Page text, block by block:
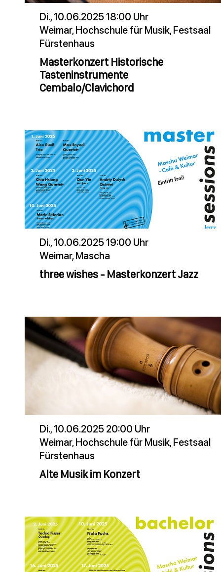
Di., 10.06.2025 18:00 Uhr
Weimar, Hochschule für Musik, Festsaal
Fürstenhaus
Masterkonzert Historische
Tasteninstrumente
Cembalo/Clavichord
Di., 10.06.2025 19:00 Uhr
Weimar, Mascha
three wishes - Masterkonzert Jazz
Di., 10.06.2025 20:00 Uhr
Weimar, Hochschule für Musik, Festsaal
Fürstenhaus
Alte Musik im Konzert